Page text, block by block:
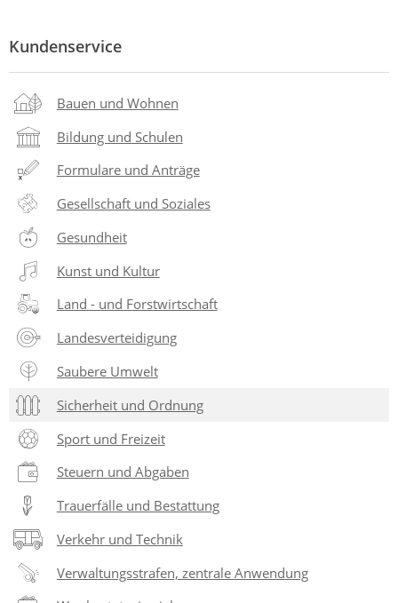
Kundenservice
Bauen und Wohnen
Bildung und Schulen
Formulare und Anträge
Gesellschaft und Soziales
Gesundheit
Kunst und Kultur
Land - und Forstwirtschaft
Landesverteidigung
Saubere Umwelt
Sicherheit und Ordnung
Sport und Freizeit
Steuern und Abgaben
Trauerfälle und Bestattung
Verkehr und Technik
Verwaltungsstrafen, zentrale Anwendung